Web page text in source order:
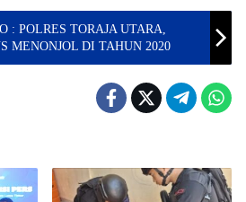
: POLRES TORAJA UTARA,
MENONJOL DI TAHUN 2020